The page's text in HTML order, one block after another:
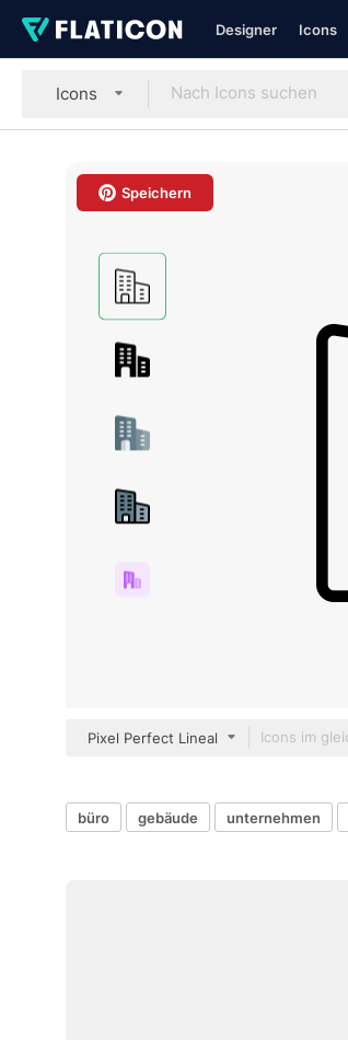
Designer Icons
Icons
Speichern
Pixel Perfect Lineal
büro gebäude unternehmen